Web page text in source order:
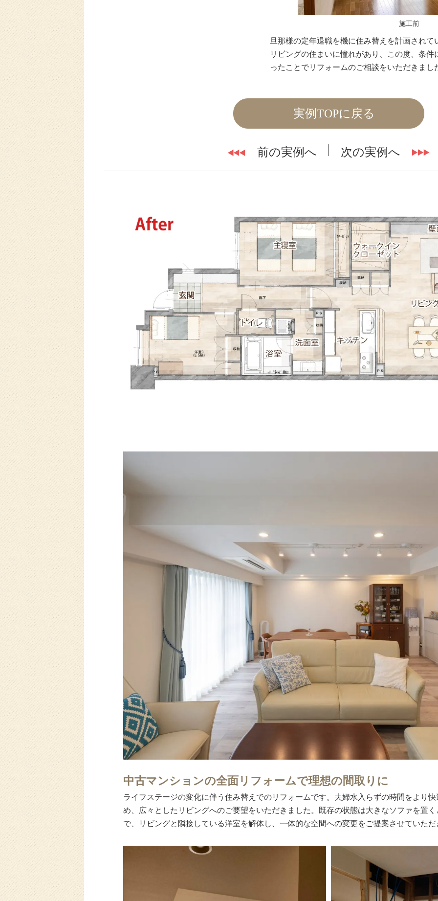
施工前
旦那様の定年退職を機に住み替えを計画され
リビングの住まいに憧れがあり、この度、条
ったことでリフォームのご相談をいただきまし
実例TOPに戻る
前の実例へ 次の実例へ
中古マンションの全面リフォームで理想の間取りに
ライフステージの変化に伴う住み替えでのリフォームです。夫婦水入らずの時間をより
め、広々としたリビングへのご要望をいただきました。既存の状態は大きなソファを置
で、リビングと隣接している洋室を解体し、一体的な空間への変更をご提案させていた